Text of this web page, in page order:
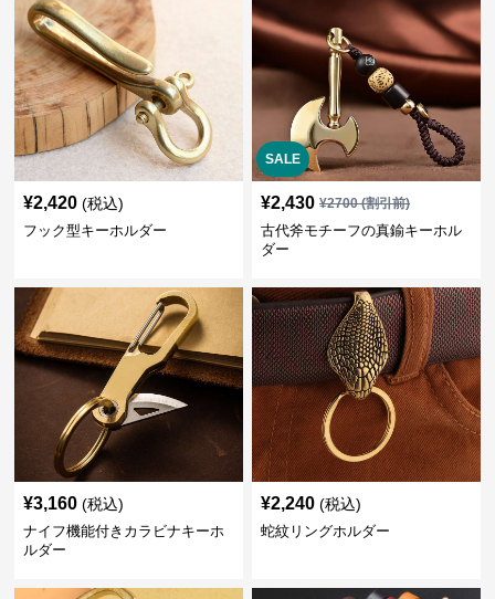
¥2,420 (税込)
フック型キーホルダー
SALE
¥2,430 ¥2700(割引前)
古代斧モチーフの真鍮キーホル
ダー
¥3,160 (税込)
ナイフ機能付きカラビナキーホ
ルダー
¥2,240 (税込)
蛇紋リングホルダー